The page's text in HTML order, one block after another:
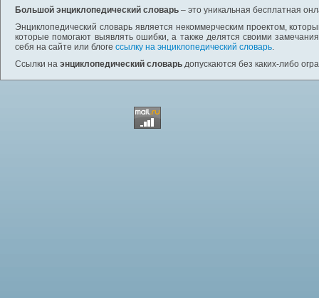
Большой энциклопедический словарь – это уникальная бесплатная
Энциклопедический словарь является некоммерческим проектом,
которые помогают выявлять ошибки, а также делятся своими
себя на сайте или блоге ссылку на энциклопедический словарь.
Ссылки на энциклопедический словарь допускаются без каких-либо